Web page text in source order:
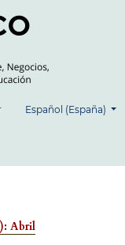
Español (España)
Abril